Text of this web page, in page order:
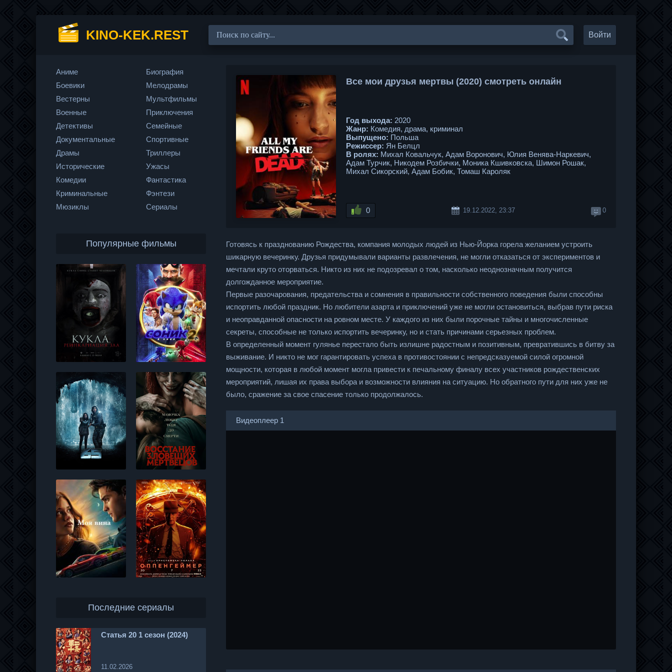
KINO-KEK.REST Войти
Все мои друзья мертвы (2020) смотреть онлайн
Год выхода: 2020
Жанр: Комедия, драма, криминал
Выпущено: Польша
Режиссер: Ян Белцл
В ролях: Михал Ковальчук, Адам Воронович, Юлия Венява-Наркевич,
Адам Турчик, Никодем Розбички, Моника Кшивковска, Шимон Рошак,
Михал Сикорский, Адам Бобик, Томаш Кароляк
0 19.12.2022, 23:37 0
Готовясь к празднованию Рождества, компания молодых людей из Нью-Йорка горела желанием устроить
шикарную вечеринку. Друзья придумывали варианты развлечения, не могли отказаться от экспериментов и
мечтали круто оторваться. Никто из них не подозревал о том, насколько неоднозначным получится
долгожданное мероприятие.
Первые разочарования, предательства и сомнения в правильности собственного поведения были способны
испортить любой праздник. Но любители азарта и приключений уже не могли остановиться, выбрав пути риска
и неоправданной опасности на ровном месте. У каждого из них были порочные тайны и многочисленные
секреты, способные не только испортить вечеринку, но и стать причинами серьезных проблем.
В определенный момент гулянье перестало быть излишне радостным и позитивным, превратившись в битву за
выживание. И никто не мог гарантировать успеха в противостоянии с непредсказуемой силой огромной
мощности, которая в любой момент могла привести к печальному финалу всех участников рождественских
мероприятий, лишая их права выбора и возможности влияния на ситуацию. Но обратного пути для них уже не
было, сражение за свое спасение только продолжалось.
Видеоплеер 1
Аниме
Боевики
Вестерны
Военные
Детективы
Документальные
Драмы
Исторические
Комедии
Криминальные
Мюзиклы
Биография
Мелодрамы
Мультфильмы
Приключения
Семейные
Спортивные
Триллеры
Ужасы
Фантастика
Фэнтези
Сериалы
Популярные фильмы
Последние сериалы
Статья 20 1 сезон (2024)
11.02.2026